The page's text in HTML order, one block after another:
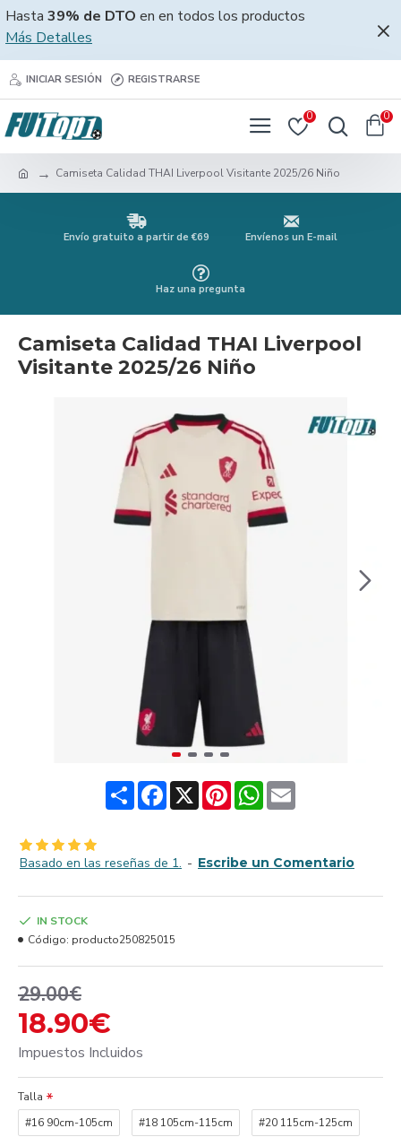
Hasta 39% de DTO en en todos los productos
Más Detalles
INICIAR SESIÓN REGISTRARSE
0 0
Camiseta Calidad THAI Liverpool Visitante 2025/26 Niño
Envío gratuito a partir de €69 Envíenos un E-mail
Haz una pregunta
Camiseta Calidad THAI Liverpool
Visitante 2025/26 Niño
ShareFacebook
X PinterestWhatsApp
Email
Basado en las reseñas de 1. - Escribe un Comentario
18.90€
29.00€
Impuestos Incluidos
IN STOCK
Código: producto250825015
Talla
#16 90cm-105cm
#18 105cm-115cm #20 115cm-125cm